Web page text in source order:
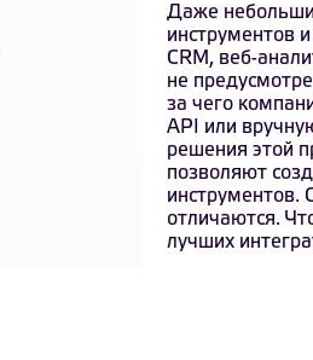
Даже
инструментов
CRM, веб-
не
за чего
API или
решения этой
позволяют
инструментов.
отличаются.
лучших